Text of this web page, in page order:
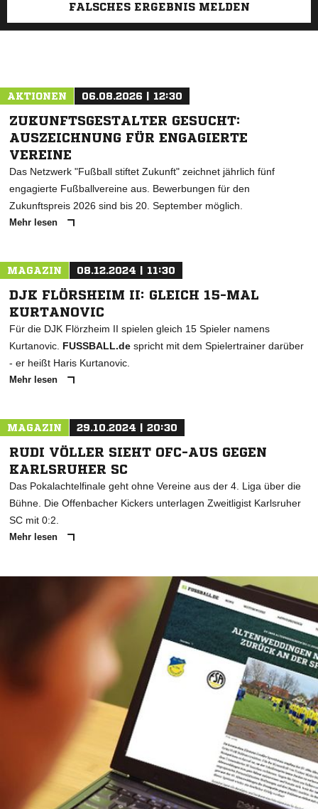
FALSCHES ERGEBNIS MELDEN
AKTIONEN 06.08.2026 | 12:30
ZUKUNFTSGESTALTER GESUCHT:
AUSZEICHNUNG FÜR ENGAGIERTE
VEREINE
Das Netzwerk "Fußball stiftet Zukunft" zeichnet jährlich fünf
engagierte Fußballvereine aus. Bewerbungen für den
Zukunftspreis 2026 sind bis 20. September möglich.
Mehr lesen
MAGAZIN 08.12.2024 | 11:30
DJK FLÖRSHEIM II: GLEICH 15-MAL
KURTANOVIC
Für die DJK Flörzheim II spielen gleich 15 Spieler namens
Kurtanovic. FUSSBALL.de spricht mit dem Spielertrainer darüber
- er heißt Haris Kurtanovic.
Mehr lesen
MAGAZIN 29.10.2024 | 20:30
RUDI VÖLLER SIEHT OFC-AUS GEGEN
KARLSRUHER SC
Das Pokalachtelfinale geht ohne Vereine aus der 4. Liga über die
Bühne. Die Offenbacher Kickers unterlagen Zweitligist Karlsruher
SC mit 0:2.
Mehr lesen